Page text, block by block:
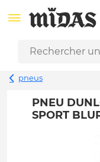
pneus
PNEU
SPORT